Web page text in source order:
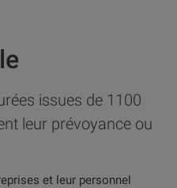
issues de 1100
leur prévoyance ou
et leur personnel